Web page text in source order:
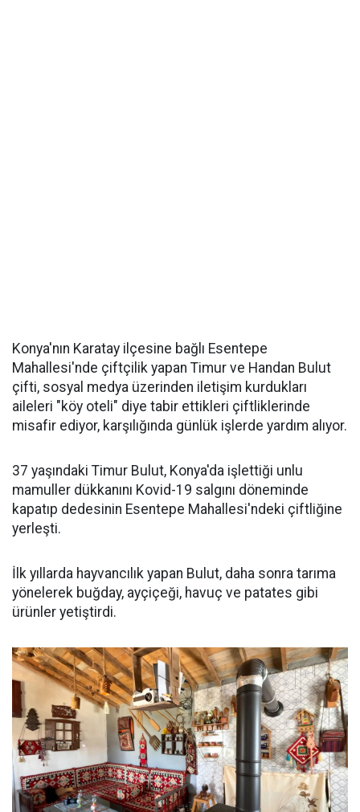
Konya'nın Karatay ilçesine bağlı Esentepe
Mahallesi'nde çiftçilik yapan Timur ve Handan Bulut
çifti, sosyal medya üzerinden iletişim kurdukları
aileleri "köy oteli" diye tabir ettikleri çiftliklerinde
misafir ediyor, karşılığında günlük işlerde yardım alıyor.
37 yaşındaki Timur Bulut, Konya'da işlettiği unlu
mamuller dükkanını Kovid-19 salgını döneminde
kapatıp dedesinin Esentepe Mahallesi'ndeki çiftliğine
yerleşti.
İlk yıllarda hayvancılık yapan Bulut, daha sonra tarıma
yönelerek buğday, ayçiçeği, havuç ve patates gibi
ürünler yetiştirdi.